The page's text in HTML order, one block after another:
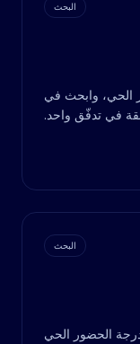
البحث
الحي، وابحث في
في تدفّق واحد.
البحث
الحضور الحي